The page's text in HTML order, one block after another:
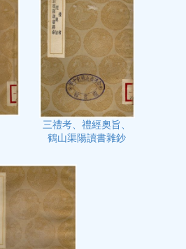
三禮考、禮經奧旨、
鶴山渠陽讀書雜鈔